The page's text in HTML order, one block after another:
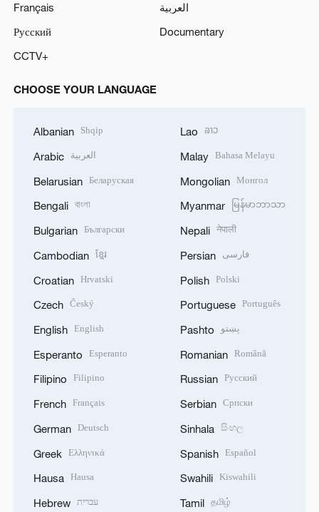
Français
العربية
Русский
Documentary
CCTV+
CHOOSE YOUR LANGUAGE
Albanian Shqip
Arabic العربية
Belarusian Беларуская
Bengali বাংলা
Bulgarian Български
Cambodian ខ្មែរ
Croatian Hrvatski
Czech Český
English English
Esperanto Esperanto
Filipino Filipino
French Français
German Deutsch
Greek Ελληνικά
Hausa Hausa
Hebrew עברית
Lao ລາວ
Malay Bahasa Melayu
Mongolian Монгол
Myanmar မြန်မာဘာသာ
Nepali नेपाली
Persian فارسی
Polish Polski
Portuguese Português
Pashto پښتو
Romanian Română
Russian Русский
Serbian Српски
Sinhala සිංහල
Spanish Español
Swahili Kiswahili
Tamil தமிழ்